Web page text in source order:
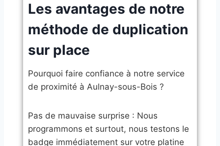
​Les avantages de notre
méthode de duplication
sur place
​Pourquoi faire confiance à notre service
de proximité à Aulnay-sous-Bois ?
​Pas de mauvaise surprise : Nous
programmons et surtout, nous testons le
badge immédiatement sur votre platine